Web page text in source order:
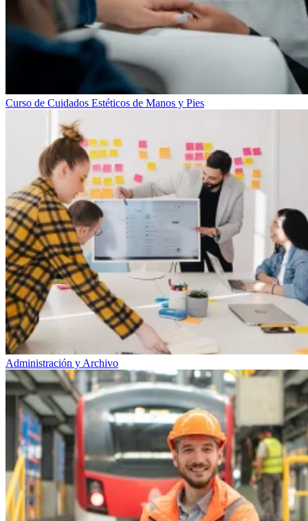
Curso de Cuidados Estéticos de Manos y Pies
Administración y Archivo